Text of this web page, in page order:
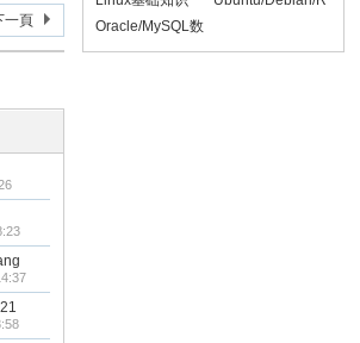
一頁
Oracle/MySQL数
据库